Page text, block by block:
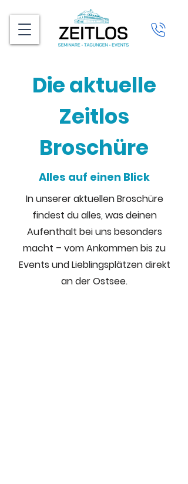
Die aktuelle
Zeitlos
Broschüre
Alles auf einen Blick
In unserer aktuellen Broschüre
findest du alles, was deinen
Aufenthalt bei uns besonders
macht – vom Ankommen bis zu
Events und Lieblingsplätzen direkt
an der Ostsee.